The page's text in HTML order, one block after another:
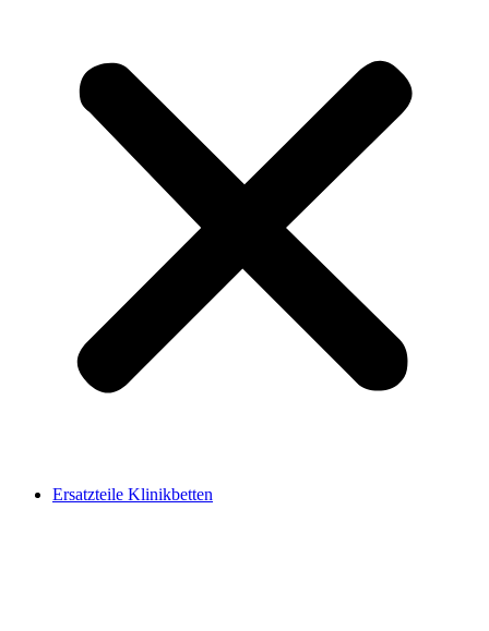
Ersatzteile Klinikbetten